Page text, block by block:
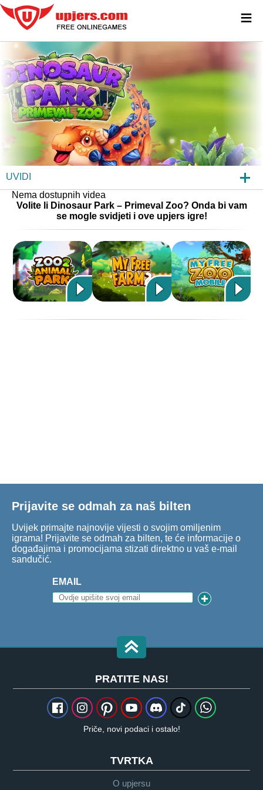
DINOSAUR PARK – PRIMEVAL ZOO
UVIDI
ČPP
Nema dostupnih videa
Volite li Dinosaur Park – Primeval Zoo? Onda bi vam
se mogle svidjeti i ove upjers igre!
Prijavite se odmah za naš bilten
Uvijek primajte najnovije vijesti o svojim omiljenim
igrama! Prijavite se odmah za bilten, te će informacije o
događajima i promocijama stizati direktno u vaš e-mail
sandučić.
EMAIL
PRATITE NAS!
Priče, novi podaci i ostalo!
TVRTKA
O upjersu
≡